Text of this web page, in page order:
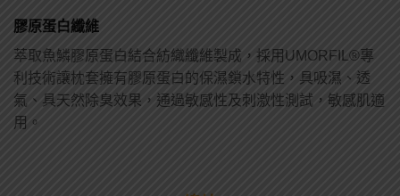
膠原蛋白纖維
萃取魚鱗膠原蛋白結合紡織纖維製成，採用UMORFIL®專
利技術讓枕套擁有膠原蛋白的保濕鎖水特性，具吸濕、透
氣、具天然除臭效果，通過敏感性及刺激性測試，敏感肌適
用。